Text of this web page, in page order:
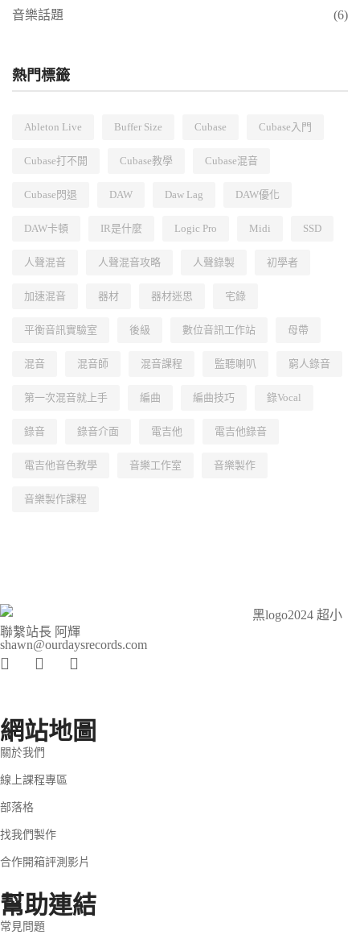
音樂話題 (6)
熱門標籤
Ableton Live Buffer Size Cubase Cubase入門
Cubase打不開 Cubase教學 Cubase混音
Cubase閃退 DAW Daw Lag DAW優化
DAW卡頓 IR是什麼 Logic Pro Midi SSD
人聲混音 人聲混音攻略 人聲錄製 初學者
加速混音 器材 器材迷思 宅錄
平衡音訊實驗室 後級 數位音訊工作站 母帶
混音 混音師 混音課程 監聽喇叭 窮人錄音
第一次混音就上手 編曲 編曲技巧 錄Vocal
錄音 錄音介面 電吉他 電吉他錄音
電吉他音色教學 音樂工作室 音樂製作
音樂製作課程
聯繫站長 阿輝
shawn@ourdaysrecords.com
網站地圖
關於我們
線上課程專區
部落格
找我們製作
合作開箱評測影片
幫助連結
常見問題